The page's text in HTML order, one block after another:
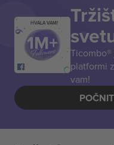
HVALA VAM!
platformi
vam!